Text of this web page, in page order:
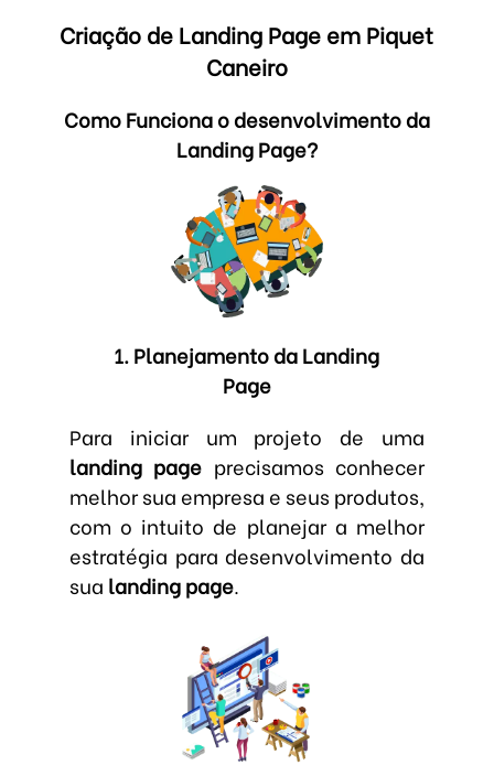
Criação de Landing Page em Piquet
Caneiro
Como Funciona o desenvolvimento da
Landing Page?
1. Planejamento da Landing
Page
Para iniciar um projeto de uma
landing page precisamos conhecer
melhor sua empresa e seus produtos,
com o intuito de planejar a melhor
estratégia para desenvolvimento da
sua landing page.